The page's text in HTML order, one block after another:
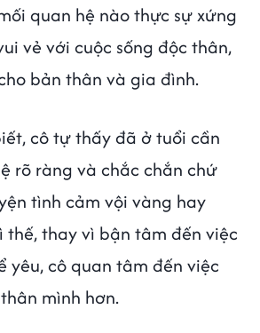
quan hệ nào thực sự xứng
vẻ với cuộc sống độc thân,
bản thân và gia đình.
cô tự thấy đã ở tuổi cần
rõ ràng và chắc chắn chứ
tình cảm vội vàng hay
thế, thay vì bận tâm đến việc
yêu, cô quan tâm đến việc
mình hơn.